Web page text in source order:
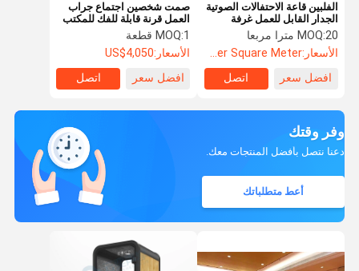
صمت شخصين اجتماع جراب
العمل قرنة قابلة للفك للمكتب
MOQ:1 قطعة
الأسعار:US$4,050
افضل سعر
اتصل
الفلبين قاعة الاحتفالات الصوتية
الجدار القابل للعمل غرفة
الاجتماعات
MOQ:20 مترا مربعا
الأسعار:US$135.8 Per Square Meter
افضل سعر
اتصل
وفر وقتك
دعنا نتصل بأفضل المنتجات معك.
أعط متطلباتك